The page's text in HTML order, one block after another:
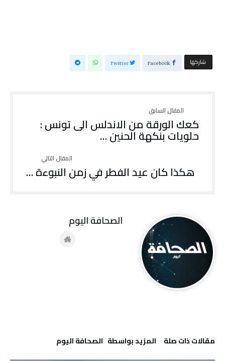
‫‫ شاركها‬ Facebook
Twitter
كعك الورقة من الاندلس الى تونس :
حلويات بنكهة الحنين …
هكذا كان عيد الفطر في زمن النبوءة …
‫مقالات ذات صلة‬ ‫‫المزيد بواسطة‬ ‬ ‭ ‬الصحافة‭ ‬اليوم